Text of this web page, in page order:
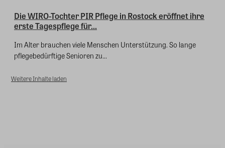
Die WIRO-Tochter PIR Pflege in Rostock eröffnet ihre
erste Tagespflege für...
Im Alter brauchen viele Menschen Unterstützung. So lange
pflegebedürftige Senioren zu...
Weitere Inhalte laden